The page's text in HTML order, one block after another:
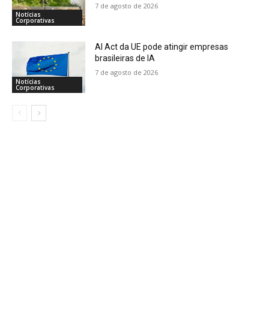
Notícias
Corporativas
7 de agosto de 2026
Notícias
Corporativas
AI Act da UE pode atingir empresas
brasileiras de IA
7 de agosto de 2026